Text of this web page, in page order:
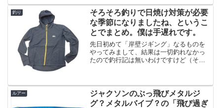
なんですが、とりあえず自分でも結構見
返すものだ...
釣り
そろそろ釣りで日焼け対策が必要
な季節になりましたね、というこ
とでまとめ。僕は手遅れです。
先日初めて「岸壁ジギング」なるものを
やってみまして、結果は一切釣れなかっ
たので釣行記は無いわけですけど（そも
という事で思いっきり真っ...
ルアー
ジャクソンのぶっ飛びメタルジ
グ？メタルバイブ？の「飛び過ぎ